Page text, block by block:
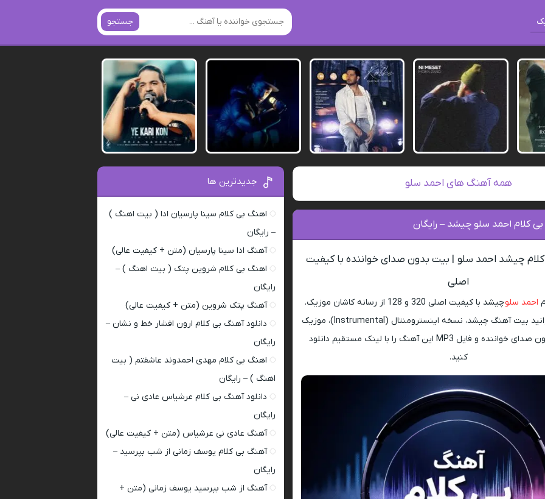
جستجو
همه آهنگ های احمد سلو
بی کلام احمد سلو چیشد – رایگان
کلام چیشد احمد سلو | بیت بدون صدای خواننده با کیفیت
اصلی
احمد سلو
چیشد با کیفیت اصلی 320 و 128 از رسانه کاشان موزیک.
در این صفحه می توانید بیت آهنگ چیشد، نسخه اینسترومنتال (Instrumental)، موزیک
بی کلام، نسخه بدون صدای خواننده و فایل MP3 این آهنگ را با لینک مستقیم دانلود
کنید.
جدیدترین ها
اهنگ بی کلام سینا پارسیان ادا ( بیت اهنگ )
– رایگان
آهنگ ادا سینا پارسیان (متن + کیفیت عالی)
اهنگ بی کلام شروین پتک ( بیت اهنگ ) –
رایگان
آهنگ پتک شروین (متن + کیفیت عالی)
دانلود آهنگ بی کلام ارون افشار خط و نشان –
رایگان
اهنگ بی کلام مهدی احمدوند عاشقتم ( بیت
اهنگ ) – رایگان
دانلود آهنگ بی کلام عرشیاس عادی نی –
رایگان
آهنگ عادی نی عرشیاس (متن + کیفیت عالی)
آهنگ بی کلام یوسف زمانی از شب بپرسید –
رایگان
آهنگ از شب بپرسید یوسف زمانی (متن +